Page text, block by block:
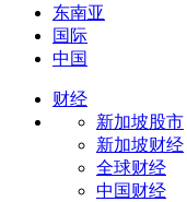
东南亚
国际
中国
财经
新加坡股市
新加坡财经
全球财经
中国财经